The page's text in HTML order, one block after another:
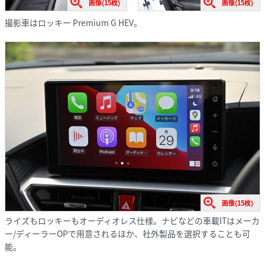
画像(15枚) 画像(15枚)
撮影車はロッキー Premium G HEV。
画像(15枚)
ライズもロッキーもオーディオレス仕様。ナビなどの車載ITはメーカ
ー/ディーラーOPで用意されるほか、社外製品を選択することも可
能。